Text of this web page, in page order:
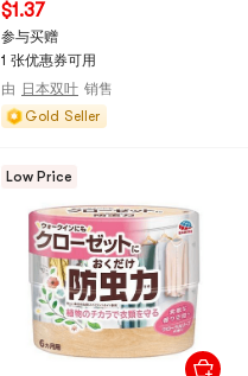
$1.37
参与买赠
1 张优惠券可用
由 日本双叶 销售
Gold Seller
Low Price